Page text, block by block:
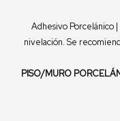
Adhesivo Porcelánico
nivelación. Se
PISO/MURO